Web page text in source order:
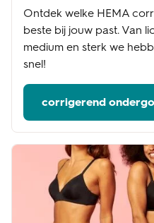
Ontdek welke HEMA
beste bij jouw past. Van
medium en sterk we
snel!
corrigerend